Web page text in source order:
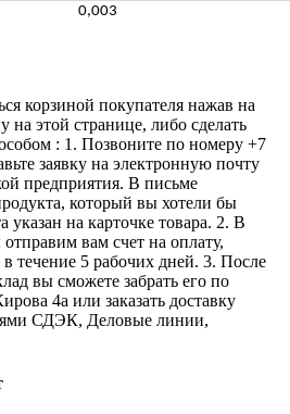
0,003
корзиной покупателя нажав на
на этой странице, либо сделать
: 1. Позвоните по номеру +7
заявку на электронную почту
предприятия. В письме
который вы хотели бы
указан на карточке товара. 2. В
вам счет на оплату,
течение 5 рабочих дней. 3. После
вы сможете забрать его по
4а или заказать доставку
СДЭК, Деловые линии,